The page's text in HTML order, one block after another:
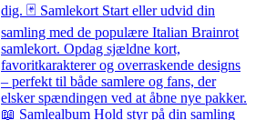
dig. 🃏 Samlekort Start eller udvid din
samling med de populære Italian Brainrot
samlekort. Opdag sjældne kort,
favoritkarakterer og overraskende designs
– perfekt til både samlere og fans, der
elsker spændingen ved at åbne nye pakker.
📖 Samlealbum Hold styr på din samling